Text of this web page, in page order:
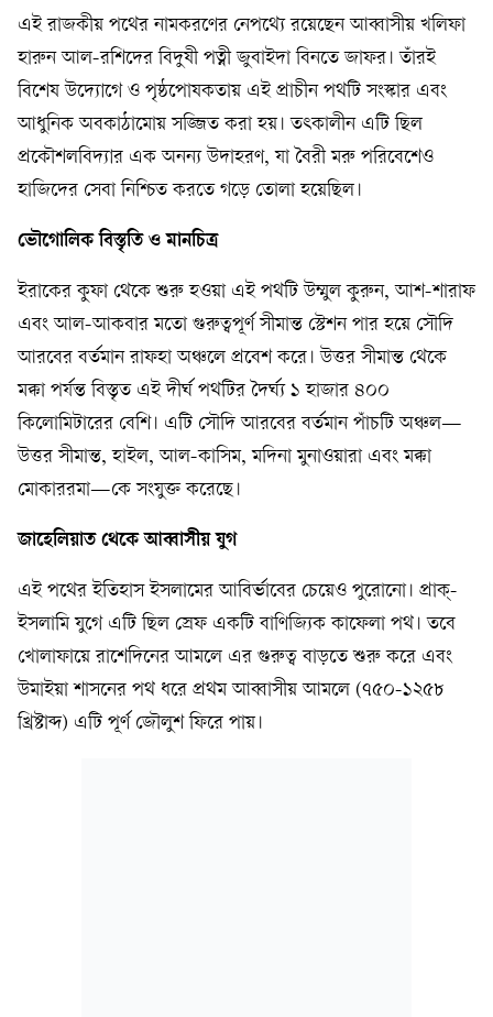
এই রাজকীয় পথের নামকরণের নেপথ্যে রয়েছেন আব্বাসীয় খলিফা
হারুন আল-রশিদের বিদুষী পত্নী জুবাইদা বিনতে জাফর। তাঁরই
বিশেষ উদ্যোগে ও পৃষ্ঠপোষকতায় এই প্রাচীন পথটি সংস্কার এবং
আধুনিক অবকাঠামোয় সজ্জিত করা হয়। তৎকালীন এটি ছিল
প্রকৌশলবিদ্যার এক অনন্য উদাহরণ, যা বৈরী মরু পরিবেশেও
হাজিদের সেবা নিশ্চিত করতে গড়ে তোলা হয়েছিল।
ভৌগোলিক বিস্তৃতি ও মানচিত্র
ইরাকের কুফা থেকে শুরু হওয়া এই পথটি উম্মুল কুরুন, আশ-শারাফ
এবং আল-আকবার মতো গুরুত্বপূর্ণ সীমান্ত স্টেশন পার হয়ে সৌদি
আরবের বর্তমান রাফহা অঞ্চলে প্রবেশ করে। উত্তর সীমান্ত থেকে
মক্কা পর্যন্ত বিস্তৃত এই দীর্ঘ পথটির দৈর্ঘ্য ১ হাজার ৪০০
কিলোমিটারের বেশি। এটি সৌদি আরবের বর্তমান পাঁচটি অঞ্চল—
উত্তর সীমান্ত, হাইল, আল-কাসিম, মদিনা মুনাওয়ারা এবং মক্কা
মোকাররমা—কে সংযুক্ত করেছে।
জাহেলিয়াত থেকে আব্বাসীয় যুগ
এই পথের ইতিহাস ইসলামের আবির্ভাবের চেয়েও পুরোনো। প্রাক্‌-
ইসলামি যুগে এটি ছিল স্রেফ একটি বাণিজ্যিক কাফেলা পথ। তবে
খোলাফায়ে রাশেদিনের আমলে এর গুরুত্ব বাড়তে শুরু করে এবং
উমাইয়া শাসনের পথ ধরে প্রথম আব্বাসীয় আমলে (৭৫০-১২৫৮
খ্রিষ্টাব্দ) এটি পূর্ণ জৌলুশ ফিরে পায়।